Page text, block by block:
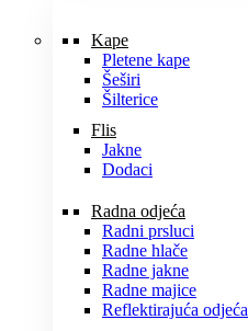
Kape
Pletene kape
Šeširi
Šilterice
Flis
Jakne
Dodaci
Radna odjeća
Radni prsluci
Radne hlače
Radne jakne
Radne majice
Reflektirajuća odjeća